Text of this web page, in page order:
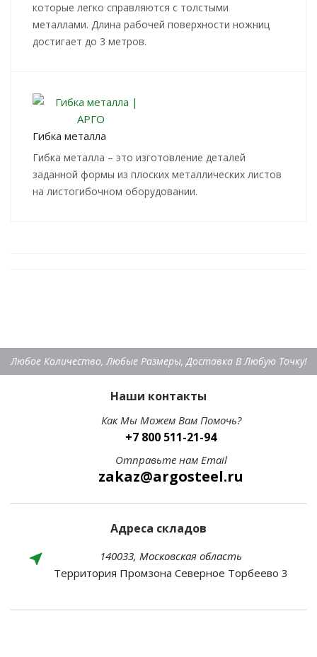
которые легко справляются с толстыми
металлами. Длина рабочей поверхности ножниц
достигает до 3 метров.
Гибка металла
Гибка металла – это изготовление деталей
заданной формы из плоских металлических листов
на листогибочном оборудовании.
Любое Количество, Любые Размеры, Доставка В Любую Точку!
Наши контакты
Как Мы Можем Вам Помочь?
+7 800 511-21-94
Отправьте нам Email
zakaz@argosteel.ru
Адреса складов
140033, Московская область
Территория Промзона Северное Торбеево 3